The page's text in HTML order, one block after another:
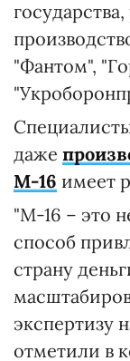
"Фантом",
даже
М-16 имеет
"М-16 – это
способ
страну
экспертизу
отметили в